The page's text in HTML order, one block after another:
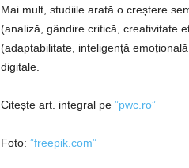
Mai mult, studiile arată o creștere
(analiză, gândire critică, creativitate
(adaptabilitate, inteligență
digitale.
Citește art. integral pe ”pwc.ro”
Foto: ”freepik.com”